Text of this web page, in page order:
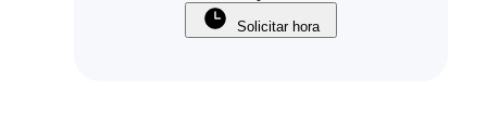
Solicitar hora